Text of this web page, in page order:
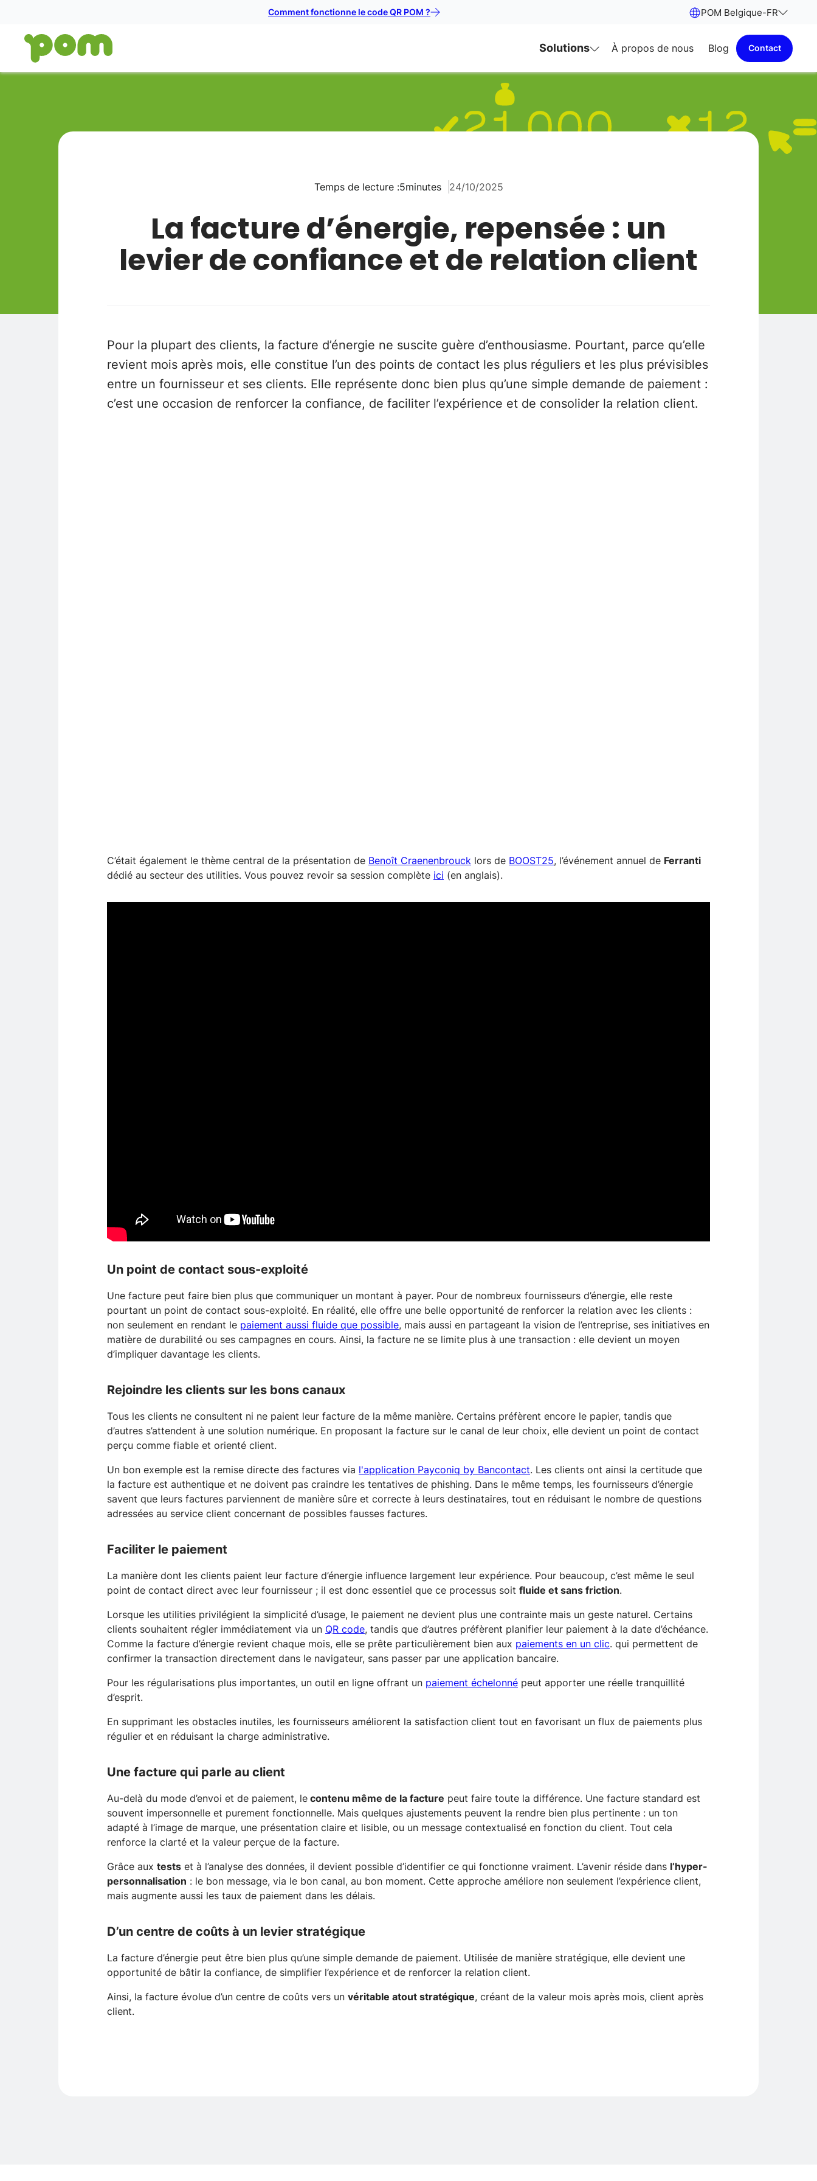
Comment fonctionne le code QR POM ? POM Belgique-FR
Solutions À propos de nous Blog Contact
Temps de lecture :5minutes 24/10/2025
La facture d’énergie, repensée : un
levier de confiance et de relation client
Pour la plupart des clients, la facture d’énergie ne suscite guère d’enthousiasme. Pourtant, parce qu’elle
revient mois après mois, elle constitue l’un des points de contact les plus réguliers et les plus prévisibles
entre un fournisseur et ses clients. Elle représente donc bien plus qu’une simple demande de paiement :
c’est une occasion de renforcer la confiance, de faciliter l’expérience et de consolider la relation client.
C’était également le thème central de la présentation de Benoît Craenenbrouck lors de BOOST25, l’événement annuel de Ferranti
dédié au secteur des utilities. Vous pouvez revoir sa session complète ici (en anglais).
Un point de contact sous-exploité
Une facture peut faire bien plus que communiquer un montant à payer. Pour de nombreux fournisseurs d’énergie, elle reste
pourtant un point de contact sous-exploité. En réalité, elle offre une belle opportunité de renforcer la relation avec les clients :
non seulement en rendant le paiement aussi fluide que possible, mais aussi en partageant la vision de l’entreprise, ses initiatives en
matière de durabilité ou ses campagnes en cours. Ainsi, la facture ne se limite plus à une transaction : elle devient un moyen
d’impliquer davantage les clients.
Rejoindre les clients sur les bons canaux
Tous les clients ne consultent ni ne paient leur facture de la même manière. Certains préfèrent encore le papier, tandis que
d’autres s’attendent à une solution numérique. En proposant la facture sur le canal de leur choix, elle devient un point de contact
perçu comme fiable et orienté client.
Un bon exemple est la remise directe des factures via l'application Payconiq by Bancontact. Les clients ont ainsi la certitude que
la facture est authentique et ne doivent pas craindre les tentatives de phishing. Dans le même temps, les fournisseurs d’énergie
savent que leurs factures parviennent de manière sûre et correcte à leurs destinataires, tout en réduisant le nombre de questions
adressées au service client concernant de possibles fausses factures.
Faciliter le paiement
La manière dont les clients paient leur facture d’énergie influence largement leur expérience. Pour beaucoup, c’est même le seul
point de contact direct avec leur fournisseur ; il est donc essentiel que ce processus soit fluide et sans friction.
Lorsque les utilities privilégient la simplicité d’usage, le paiement ne devient plus une contrainte mais un geste naturel. Certains
clients souhaitent régler immédiatement via un QR code, tandis que d’autres préfèrent planifier leur paiement à la date d’échéance.
Comme la facture d’énergie revient chaque mois, elle se prête particulièrement bien aux paiements en un clic. qui permettent de
confirmer la transaction directement dans le navigateur, sans passer par une application bancaire.
Pour les régularisations plus importantes, un outil en ligne offrant un paiement échelonné peut apporter une réelle tranquillité
d’esprit.
En supprimant les obstacles inutiles, les fournisseurs améliorent la satisfaction client tout en favorisant un flux de paiements plus
régulier et en réduisant la charge administrative.
Une facture qui parle au client
Au-delà du mode d’envoi et de paiement, le contenu même de la facture peut faire toute la différence. Une facture standard est
souvent impersonnelle et purement fonctionnelle. Mais quelques ajustements peuvent la rendre bien plus pertinente : un ton
adapté à l’image de marque, une présentation claire et lisible, ou un message contextualisé en fonction du client. Tout cela
renforce la clarté et la valeur perçue de la facture.
Grâce aux tests et à l’analyse des données, il devient possible d’identifier ce qui fonctionne vraiment. L’avenir réside dans l’hyper-
personnalisation : le bon message, via le bon canal, au bon moment. Cette approche améliore non seulement l’expérience client,
mais augmente aussi les taux de paiement dans les délais.
D’un centre de coûts à un levier stratégique
La facture d’énergie peut être bien plus qu’une simple demande de paiement. Utilisée de manière stratégique, elle devient une
opportunité de bâtir la confiance, de simplifier l’expérience et de renforcer la relation client.
Ainsi, la facture évolue d’un centre de coûts vers un véritable atout stratégique, créant de la valeur mois après mois, client après
client.